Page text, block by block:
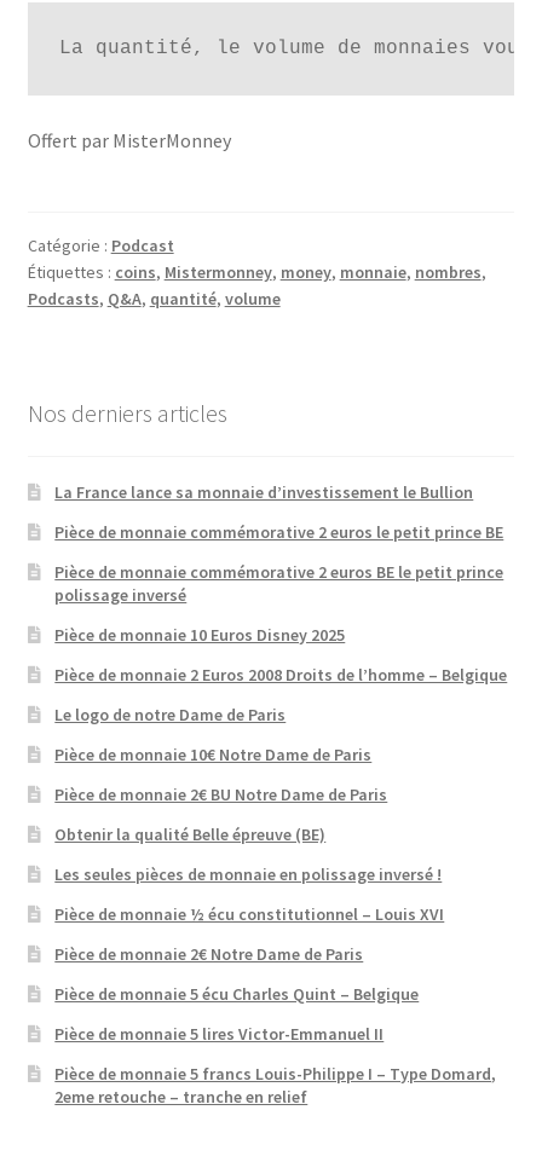
La quantité, le volume de monnaies
Offert par MisterMonney
Catégorie : Podcast
Étiquettes : coins, Mistermonney, money, monnaie, nombres,
Podcasts, Q&A, quantité, volume
Nos derniers articles
La France lance sa monnaie d’investissement le Bullion
Pièce de monnaie commémorative 2 euros le petit prince BE
Pièce de monnaie commémorative 2 euros BE le petit prince
polissage inversé
Pièce de monnaie 10 Euros Disney 2025
Pièce de monnaie 2 Euros 2008 Droits de l’homme – Belgique
Le logo de notre Dame de Paris
Pièce de monnaie 10€ Notre Dame de Paris
Pièce de monnaie 2€ BU Notre Dame de Paris
Obtenir la qualité Belle épreuve (BE)
Les seules pièces de monnaie en polissage inversé !
Pièce de monnaie ½ écu constitutionnel – Louis XVI
Pièce de monnaie 2€ Notre Dame de Paris
Pièce de monnaie 5 écu Charles Quint – Belgique
Pièce de monnaie 5 lires Victor-Emmanuel II
Pièce de monnaie 5 francs Louis-Philippe I – Type Domard,
2eme retouche – tranche en relief